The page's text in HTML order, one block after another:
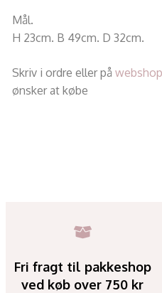
Mål.
H 23cm. B 49cm. D 32cm.
Skriv i ordre eller på
ønsker at købe
Fri fragt til pakkeshop
ved køb over 750 kr